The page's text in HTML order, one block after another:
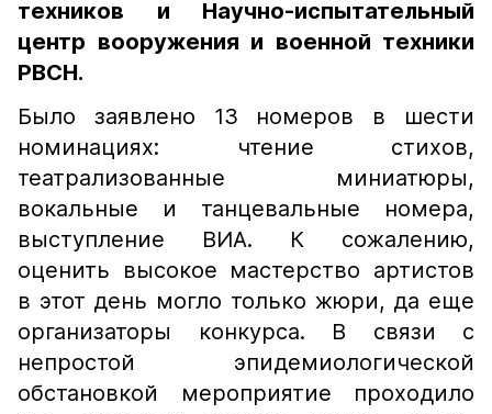
техников и Научно-испытательный
центр вооружения и военной техники
РВСН.
Было заявлено 13 номеров в шести
номинациях: чтение стихов,
театрализованные миниатюры,
вокальные и танцевальные номера,
выступление ВИА. К сожалению,
оценить высокое мастерство артистов
в этот день могло только жюри, да еще
организаторы конкурса. В связи с
непростой эпидемиологической
обстановкой мероприятие проходило